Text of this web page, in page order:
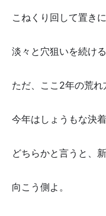
こねくり回して置き
淡々と穴狙いを続ける
ただ、ここ2年の荒れ
今年はしょうもな決
どちらかと言うと、
向こう側よ。